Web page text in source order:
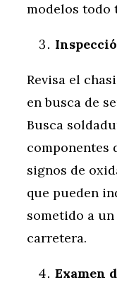
modelos todo
Revisa el
en busca de
Busca
componentes
signos de
que pueden
sometido a
carretera.
Examen